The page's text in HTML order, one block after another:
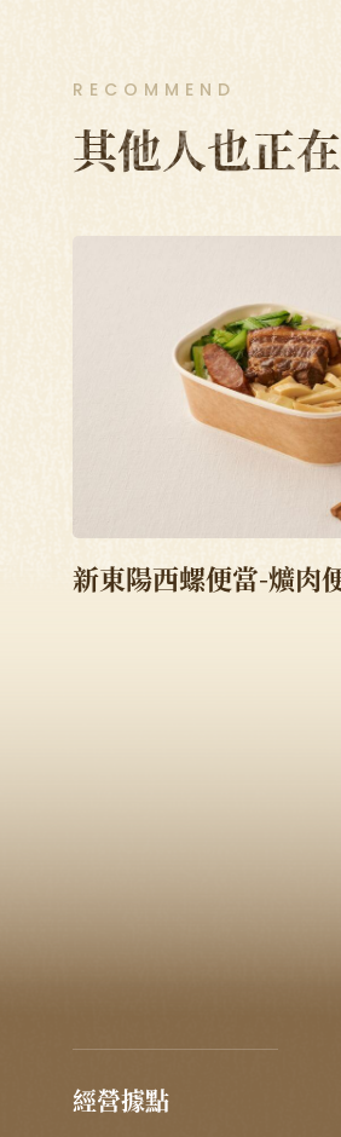
RECOMMEND
其他人也正
新東陽西螺便當-爌肉
經營據點